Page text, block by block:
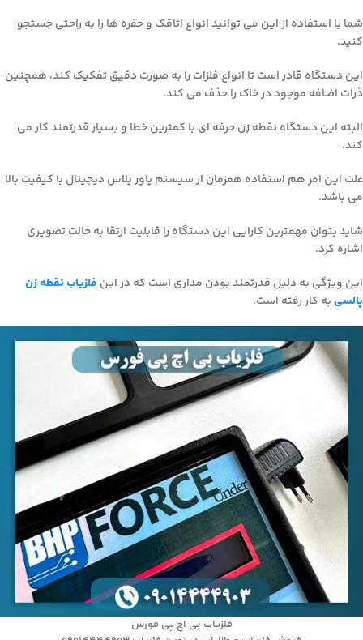
شما با استفاده از این می توانید انواع اتاقک و حفره ها را به راحتی جستجو
کنید.
این دستگاه قادر است تا انواع فلزات را به صورت دقیق تفکیک کند، همچنین
ذرات اضافه موجود در خاک را حذف می کند.
البته این دستگاه نقطه زن حرفه ای با کمترین خطا و بسیار قدرتمند کار می
کند.
علت این امر هم استفاده همزمان از سیستم پاور پلاس دیجیتال با کیفیت بالا
می باشد.
شاید بتوان مهمترین کارایی این دستگاه را قابلیت ارتقا به حالت تصویری
اشاره کرد.
این ویژگی به دلیل قدرتمند بودن مداری است که در این فلزیاب نقطه زن
پالسیبه کار رفته است.
فلزیاب بی اچ پی فورس